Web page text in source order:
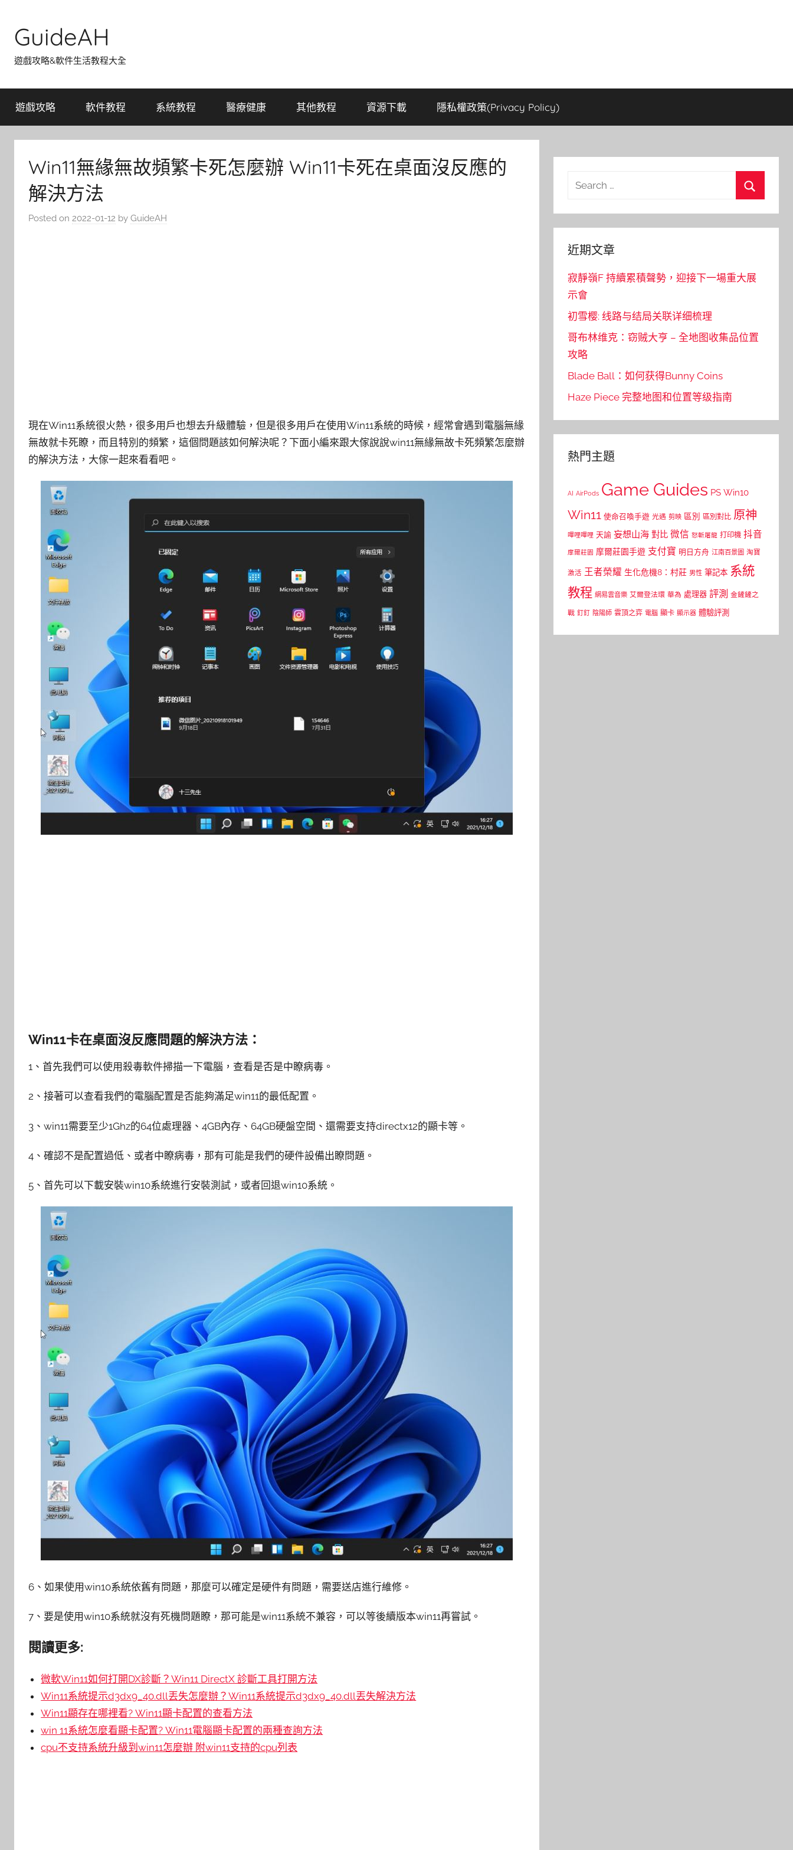
content
GuideAH
遊戲攻略&軟件生活教程大全
遊戲攻略 軟件教程 系統教程 醫療健康 其他教程 資源下載 隱私權政策(Privacy Policy)
Win11無緣無故頻繁卡死怎麼辦 Win11卡死在桌面沒反應的
解決方法
Posted on 2022-01-12 by GuideAH
現在Win11系統很火熱，很多用戶也想去升級體驗，但是很多用戶在使用Win11系統的時候，經常會遇到電腦無緣
無故就卡死瞭，而且特別的頻繁，這個問題該如何解決呢？下面小編來跟大傢說說win11無緣無故卡死頻繁怎麼辦
的解決方法，大傢一起來看看吧。
Win11卡在桌面沒反應問題的解決方法：
1、首先我們可以使用殺毒軟件掃描一下電腦，查看是否是中瞭病毒。
2、接著可以查看我們的電腦配置是否能夠滿足win11的最低配置。
3、win11需要至少1Ghz的64位處理器、4GB內存、64GB硬盤空間、還需要支持directx12的顯卡等。
4、確認不是配置過低、或者中瞭病毒，那有可能是我們的硬件設備出瞭問題。
5、首先可以下載安裝win10系統進行安裝測試，或者回退win10系統。
6、如果使用win10系統依舊有問題，那麼可以確定是硬件有問題，需要送店進行維修。
7、要是使用win10系統就沒有死機問題瞭，那可能是win11系統不兼容，可以等後續版本win11再嘗試。
閱讀更多:
微軟Win11如何打開DX診斷？Win11 DirectX 診斷工具打開方法
Win11系統提示d3dx9_40.dll丟失怎麼辦？Win11系統提示d3dx9_40.dll丟失解決方法
Win11顯存在哪裡看? Win11顯卡配置的查看方法
win 11系統怎麼看顯卡配置? Win11電腦顯卡配置的兩種查詢方法
cpu不支持系統升級到win11怎麼辦 附win11支持的cpu列表
Search
近期文章
寂靜嶺F 持續累積聲勢，迎接下一場重大展
示會
初雪樱: 线路与结局关联详细梳理
哥布林维克：窃贼大亨 – 全地图收集品位置
攻略
Blade Ball：如何获得Bunny Coins
Haze Piece 完整地图和位置等级指南
熱門主題
AI AirPods Game Guides PS Win10
Win11 使命召喚手遊 光遇 剪映 區別 區別對比 原神
嗶哩嗶哩 天諭 妄想山海 對比 微信 怒斬屠龍 打印機 抖音
摩爾莊園 摩爾莊園手遊 支付寶 明日方舟 江南百景圖 淘寶
激活 王者榮耀 生化危機8：村莊 男性 筆記本 系統
教程 網易雲音樂 艾爾登法環 華為 處理器 評測 金鏟鏟之
戰 釘釘 陰陽師 雲頂之弈 電腦 顯卡 顯示器 體驗評測